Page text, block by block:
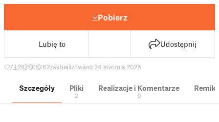
Pobierz
Lubię to Udostępnij
7 28 0 62zaktualizowano 24 stycznia 2026
Szczegóły Pliki
2
Realizacje i Komentarze
0